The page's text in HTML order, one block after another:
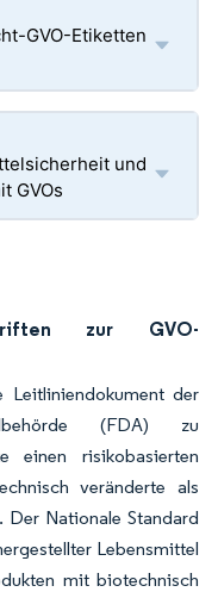
GVO-Etiketten
und
GVOs
zur GVO-
Leitliniendokument der
(FDA) zu
einen risikobasierten
veränderte als
Der Nationale Standard
Lebensmittel
mit biotechnisch